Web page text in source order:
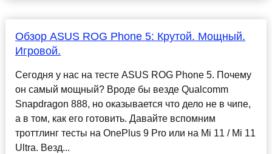
Обзор ASUS ROG Phone 5: Крутой. Мощный.
Игровой.
Сегодня у нас на тесте ASUS ROG Phone 5. Почему
он самый мощный? Вроде бы везде Qualcomm
Snapdragon 888, но оказывается что дело не в чипе,
а в том, как его готовить. Давайте вспомним
троттлинг тесты на OnePlus 9 Pro или на Mi 11 / Mi 11
Ultra. Везд...